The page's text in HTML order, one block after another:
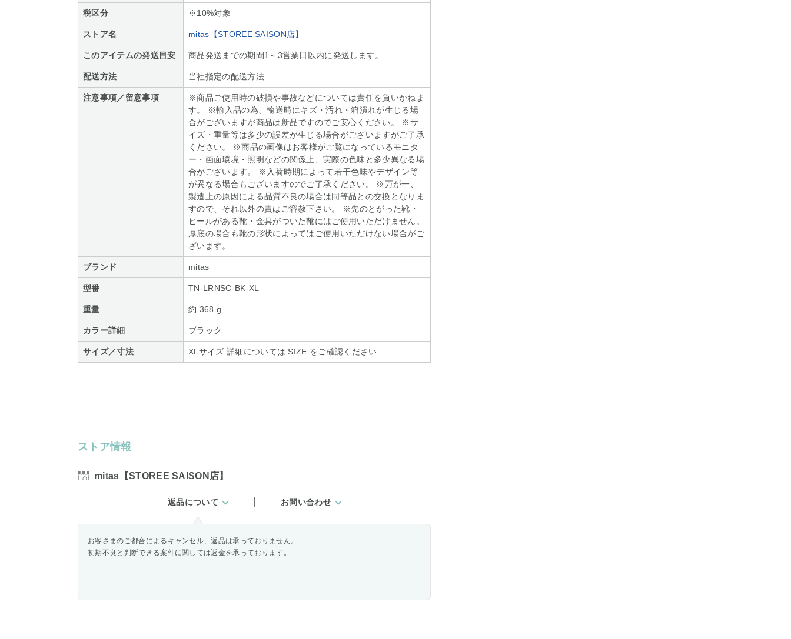
税区分 ※10%対象
ストア名 mitas【STOREE SAISON店】
このアイテムの発送目安 商品発送までの期間1～3営業日以内に発送します。
配送方法 当社指定の配送方法
注意事項／留意事項
※商品ご使用時の破損や事故などについては責任を負いかねま
す。 ※輸入品の為、輸送時にキズ・汚れ・箱潰れが生じる場
合がございますが商品は新品ですのでご安心ください。 ※サ
イズ・重量等は多少の誤差が生じる場合がございますがご了承
ください。 ※商品の画像はお客様がご覧になっているモニタ
ー・画面環境・照明などの関係上、実際の色味と多少異なる場
合がございます。 ※入荷時期によって若干色味やデザイン等
が異なる場合もございますのでご了承ください。 ※万が一、
製造上の原因による品質不良の場合は同等品との交換となりま
すので、それ以外の責はご容赦下さい。 ※先のとがった靴・
ヒールがある靴・金具がついた靴にはご使用いただけません。
厚底の場合も靴の形状によってはご使用いただけない場合がご
ざいます。
ブランド mitas
型番 TN-LRNSC-BK-XL
重量 約 368 g
カラー詳細 ブラック
サイズ／寸法 XLサイズ 詳細については SIZE をご確認ください
ストア情報
mitas【STOREE SAISON店】
返品について お問い合わせ
お客さまのご都合によるキャンセル、返品は承っておりません。
初期不良と判断できる案件に関しては返金を承っております。